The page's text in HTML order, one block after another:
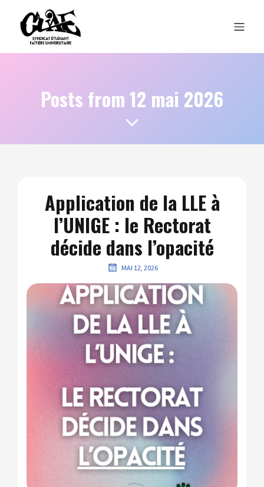
Posts from 12 mai 2026
Application de la LLE à
l’UNIGE : le Rectorat
décide dans l’opacité
MAI 12, 2026